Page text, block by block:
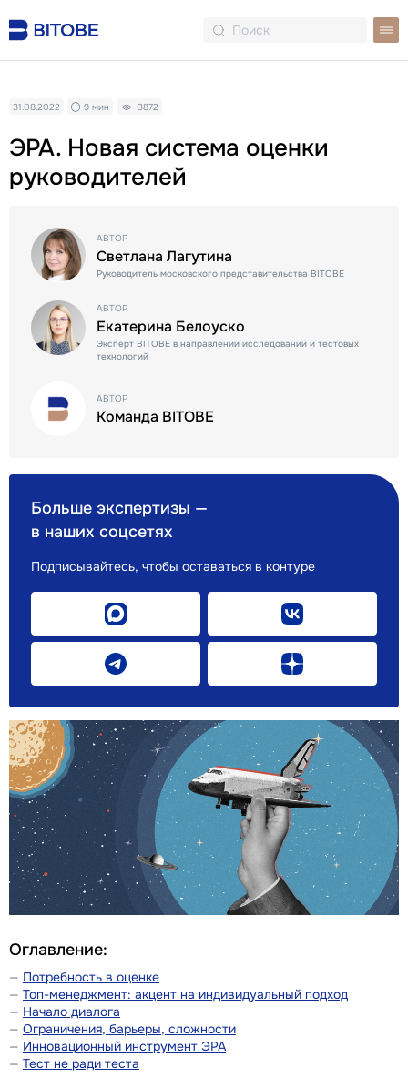
ЭРА. Новая система оценки
руководителей
31.08.2022 9 мин 3872
Оглавление:
Потребность в оценке
Топ-менеджмент: акцент на индивидуальный подход
Начало диалога
Ограничения, барьеры, сложности
Инновационный инструмент ЭРА
Тест не ради теста
Больше экспертизы —
в наших соцсетях
Подписывайтесь, чтобы оставаться в контуре
АВТОР
Светлана Лагутина
Руководитель московского представительства BITOBE
АВТОР
Екатерина Белоуско
Эксперт BITOBЕ в направлении исследований и тестовых
технологий
АВТОР
Команда BITOBE